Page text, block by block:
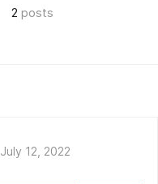
2 posts
July 12, 2022